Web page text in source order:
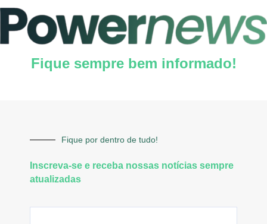
Fique sempre bem informado!
Fique por dentro de tudo!
Inscreva-se e receba nossas notícias sempre
atualizadas